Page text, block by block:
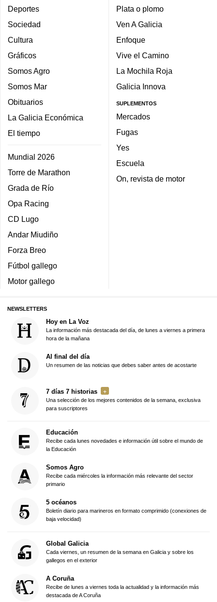
Deportes
Sociedad
Cultura
Gráficos
Somos Agro
Somos Mar
Obituarios
La Galicia Económica
El tiempo
Mundial 2026
Torre de Marathon
Grada de Río
Opa Racing
CD Lugo
Andar Miudiño
Forza Breo
Fútbol gallego
Motor gallego
Plata o plomo
Ven A Galicia
Enfoque
Vive el Camino
La Mochila Roja
Galicia Innova
SUPLEMENTOS
Mercados
Fugas
Yes
Escuela
On, revista de motor
NEWSLETTERS
Hoy en La Voz
La información más destacada del día, de lunes a viernes a primera
hora de la mañana
Al final del día
Un resumen de las noticias que debes saber antes de acostarte
7 días 7 historias
Una selección de los mejores contenidos de la semana, exclusiva
para suscriptores
Educación
Recibe cada lunes novedades e información útil sobre el mundo de
la Educación
Somos Agro
Recibe cada miércoles la información más relevante del sector
primario
5 océanos
Boletín diario para marineros en formato comprimido (conexiones de
baja velocidad)
Global Galicia
Cada viernes, un resumen de la semana en Galicia y sobre los
gallegos en el exterior
A Coruña
Recibe de lunes a viernes toda la actualidad y la información más
destacada de A Coruña